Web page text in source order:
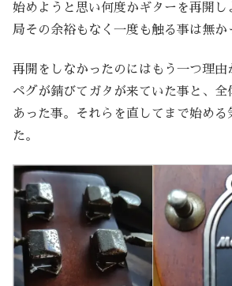
始めようと思い何度かギターを再開し
局その余裕もなく一度も触る事は無か
再開をしなかったのにはもう一つ理由
ペグが錆びてガタが来ていた事と、全
あった事。それらを直してまで始める
た。